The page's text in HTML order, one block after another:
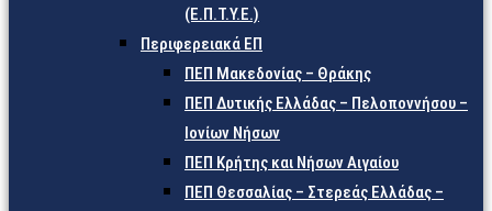
(Ε.Π.Τ.Υ.Ε.)
Περιφερειακά ΕΠ
ΠΕΠ Μακεδονίας – Θράκης
ΠΕΠ Δυτικής Ελλάδας – Πελοποννήσου –
Ιονίων Νήσων
ΠΕΠ Κρήτης και Νήσων Αιγαίου
ΠΕΠ Θεσσαλίας – Στερεάς Ελλάδας –